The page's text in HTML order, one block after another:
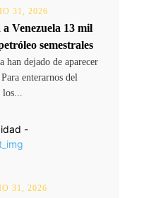
31, 2026
Venezuela 13 mil
semestrales
han dejado de aparecer
enterarnos del
los...
-
31, 2026